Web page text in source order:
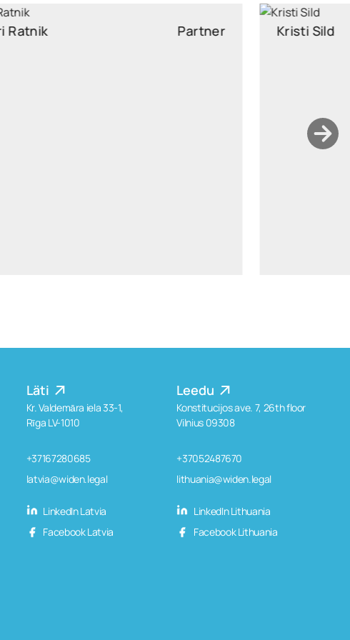
Partner
Läti
Kr. Valdemāra iela 33-1,
Rīga LV-1010
+37167280685
latvia@widen.legal
LinkedIn Latvia
Facebook Latvia
Leedu
Konstitucijos ave. 7, 26th floor
Vilnius 09308
+37052487670
lithuania@widen.legal
LinkedIn Lithuania
Facebook Lithuania